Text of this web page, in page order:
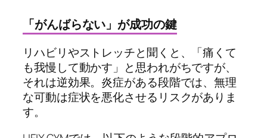
「がんばらない」が成功の鍵
リハビリやストレッチと聞くと、「痛くて
も我慢して動かす」と思われがちですが、
それは逆効果。炎症がある段階では、無理
な可動は症状を悪化させるリスクがありま
す。